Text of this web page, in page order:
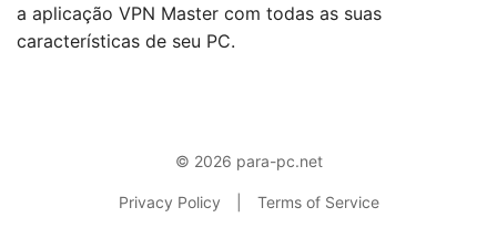
a aplicação VPN Master com todas as suas
características de seu PC.
© 2026 para-pc.net
Privacy Policy Terms of Service